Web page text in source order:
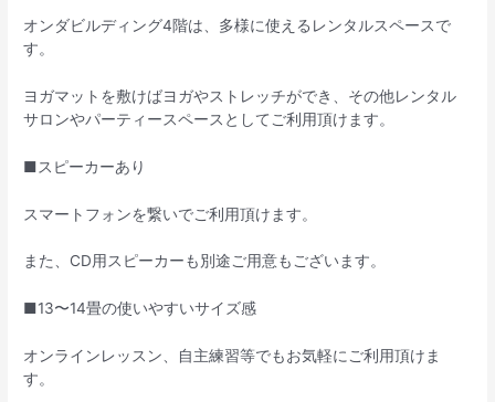
オンダビルディング4階は、多様に使えるレンタルスペースで
す。
ヨガマットを敷けばヨガやストレッチができ、その他レンタル
サロンやパーティースペースとしてご利用頂けます。
■スピーカーあり
スマートフォンを繋いでご利用頂けます。
また、CD用スピーカーも別途ご用意もございます。
■13〜14畳の使いやすいサイズ感
オンラインレッスン、自主練習等でもお気軽にご利用頂けま
す。